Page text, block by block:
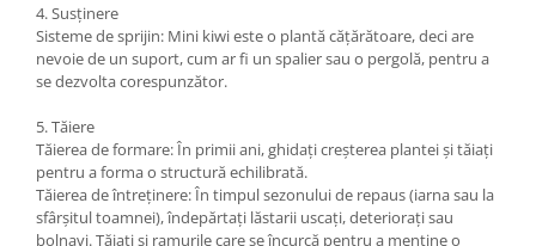
4. Susținere
Sisteme de sprijin: Mini kiwi este o plantă cățărătoare, deci are
nevoie de un suport, cum ar fi un spalier sau o pergolă, pentru a
se dezvolta corespunzător.
5. Tăiere
Tăierea de formare: În primii ani, ghidați creșterea plantei și tăiați
pentru a forma o structură echilibrată.
Tăierea de întreținere: În timpul sezonului de repaus (iarna sau la
sfârșitul toamnei), îndepărtați lăstarii uscați, deteriorați sau
bolnavi. Tăiați și ramurile care se încurcă pentru a menține o